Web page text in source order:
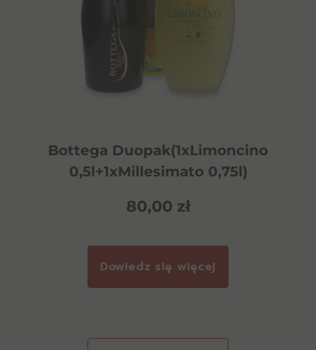
Bottega Duopak(1xLimoncino
0,5l+1xMillesimato 0,75l)
80,00 zł
Dowiedz się więcej